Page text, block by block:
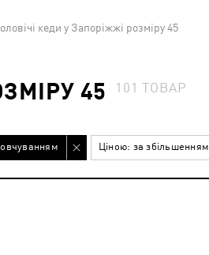
кеди у Запоріжжі розміру 45
45 101ТОВАР
Ціною: за збільшенням